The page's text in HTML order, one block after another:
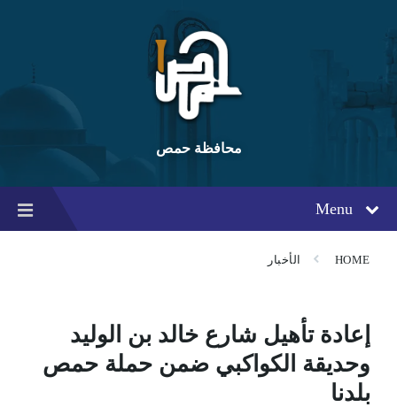
content
main
navigation
footer
محافظة حمص
Menu
HOME الأخبار
إعادة تأهيل شارع خالد بن الوليد
وحديقة الكواكبي ضمن حملة حمص
بلدنا